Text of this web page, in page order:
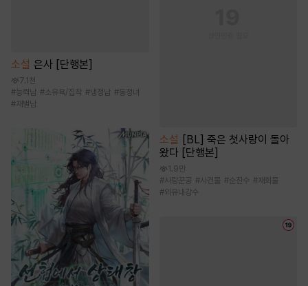
소설 은사 [단행본]
7.1천
#능력남 #소유욕/집착 #냉정남 #동정녀
# 재벌남
소설
[BL] 죽은 첫사랑이 돌아
왔다 [단행본]
1.9만
#사랑꾼공 #사건물 #순진수 #재회물
#외유내강수